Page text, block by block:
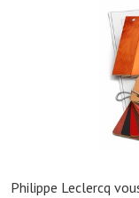
Philippe Leclercq